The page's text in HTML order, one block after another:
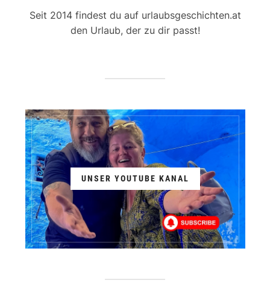
Seit 2014 findest du auf urlaubsgeschichten.at
den Urlaub, der zu dir passt!
UNSER YOUTUBE KANAL